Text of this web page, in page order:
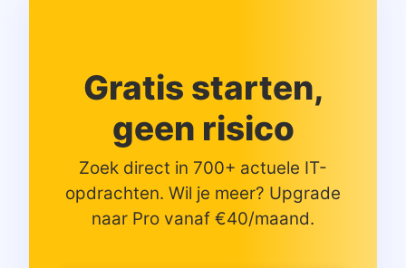
Gratis starten,
geen risico
Zoek direct in 700+ actuele IT-
opdrachten. Wil je meer? Upgrade
naar Pro vanaf €40/maand.